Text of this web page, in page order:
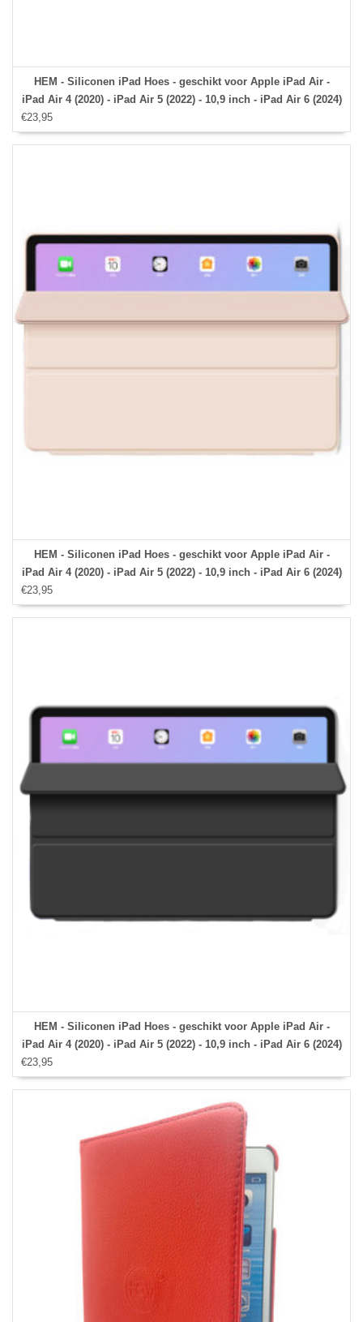
HEM - Siliconen iPad Hoes - geschikt voor Apple iPad Air -
iPad Air 4 (2020) - iPad Air 5 (2022) - 10,9 inch - iPad Air 6 (2024)
€23,95
HEM - Siliconen iPad Hoes - geschikt voor Apple iPad Air -
iPad Air 4 (2020) - iPad Air 5 (2022) - 10,9 inch - iPad Air 6 (2024)
€23,95
HEM - Siliconen iPad Hoes - geschikt voor Apple iPad Air -
iPad Air 4 (2020) - iPad Air 5 (2022) - 10,9 inch - iPad Air 6 (2024)
€23,95